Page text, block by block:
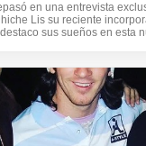
en una entrevista
Lis su reciente
sus sueños en esta